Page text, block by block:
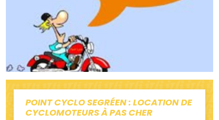
POINT CYCLO SEGRÉEN : LOCATION DE
CYCLOMOTEURS À PAS CHER